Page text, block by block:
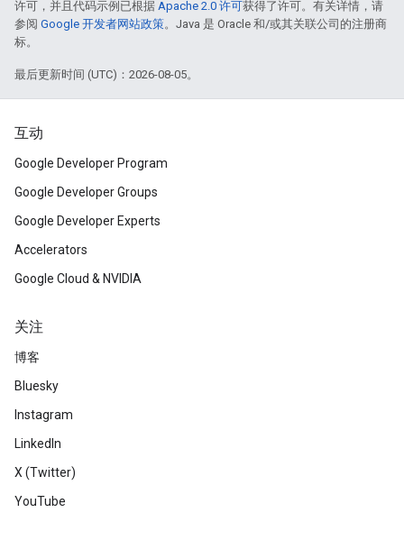
许可，并且代码示例已根据 Apache 2.0 许可获得了许可。有关详情，请
参阅 Google 开发者网站政策。Java 是 Oracle 和/或其关联公司的注册商
标。
最后更新时间 (UTC)：2026-08-05。
互动
Google Developer Program
Google Developer Groups
Google Developer Experts
Accelerators
Google Cloud & NVIDIA
关注
博客
Bluesky
Instagram
LinkedIn
X (Twitter)
YouTube